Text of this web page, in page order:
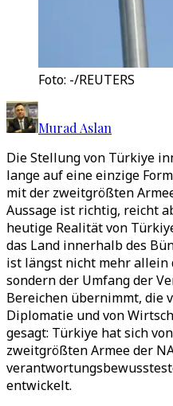
Foto: -/REUTERS
Murad Aslan
Die Stellung von Türkiye
lange auf eine einzige
mit der zweitgrößten
Aussage ist richtig, reicht
heutige Realität von
das Land innerhalb des
ist längst nicht mehr allein
sondern der Umfang der
Bereichen übernimmt, die
Diplomatie und von
gesagt: Türkiye hat sich
zweitgrößten Armee der
entwickelt.